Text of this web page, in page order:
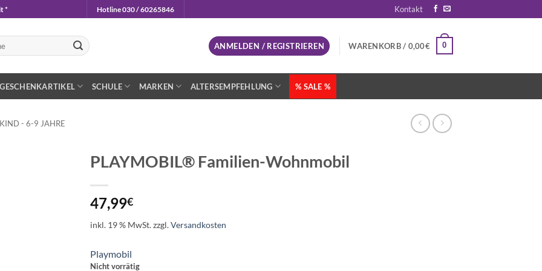
* Hotline 030 / 60265846 Kontakt
ANMELDEN / REGISTRIEREN WARENKORB / 0,00€ 0
GESCHENKARTIKEL SCHULE MARKEN ALTERSEMPFEHLUNG % SALE %
- 6-9 JAHRE
PLAYMOBIL® Familien-Wohnmobil
47,99€
inkl. 19 % MwSt.zzgl.Versandkosten
Playmobil
Nicht vorrätig